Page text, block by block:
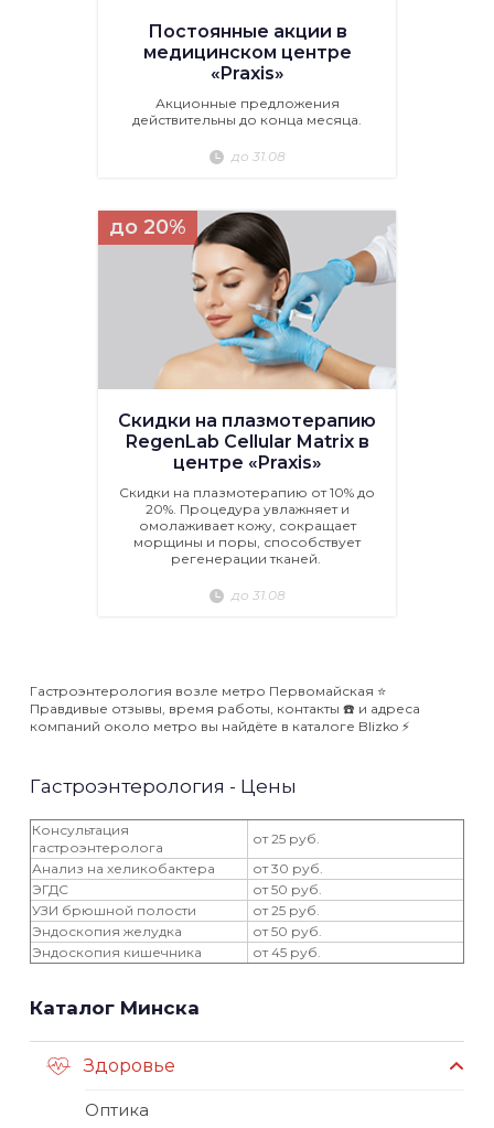
Постоянные акции в
медицинском центре
«Praxis»
Акционные предложения
действительны до конца месяца.
до 31.08
до 20%
Скидки на плазмотерапию
RegenLab Cellular Matrix в
центре «Praxis»
Скидки на плазмотерапию от 10% до
20%. Процедура увлажняет и
омолаживает кожу, сокращает
морщины и поры, способствует
регенерации тканей.
до 31.08
Гастроэнтерология возле метро Первомайская ⭐️
Правдивые отзывы, время работы, контакты ☎️ и адреса
компаний около метро вы найдёте в каталоге Blizko ⚡️
Гастроэнтерология - Цены
Консультация
гастроэнтеролога
от 25 руб.
Анализ на хеликобактера
от 30 руб.
ЭГДС
от 50 руб.
УЗИ брюшной полости
от 25 руб.
Эндоскопия желудка
от 50 руб.
Эндоскопия кишечника
от 45 руб.
Каталог Минска
Здоровье
Оптика